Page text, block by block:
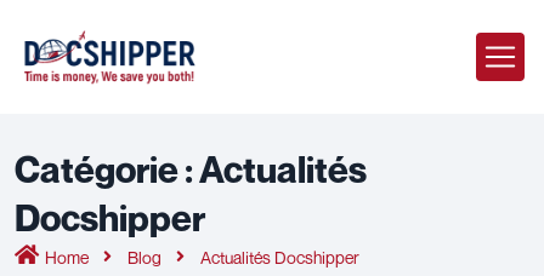
Catégorie :Actualités
Docshipper
Home Blog Actualités Docshipper